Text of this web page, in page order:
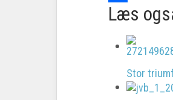
Share
Læs
Stor